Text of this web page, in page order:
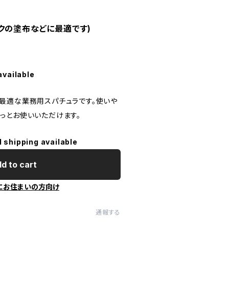
の塗布などに最適です)
適な業務用スパチュラです。使いや
お使いいただけます。
shipping available
to cart
お住まいの方向け
通報する